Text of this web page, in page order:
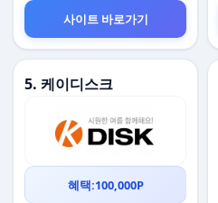
사이트 바로가기
5. 케이디스크
혜택:100,000P